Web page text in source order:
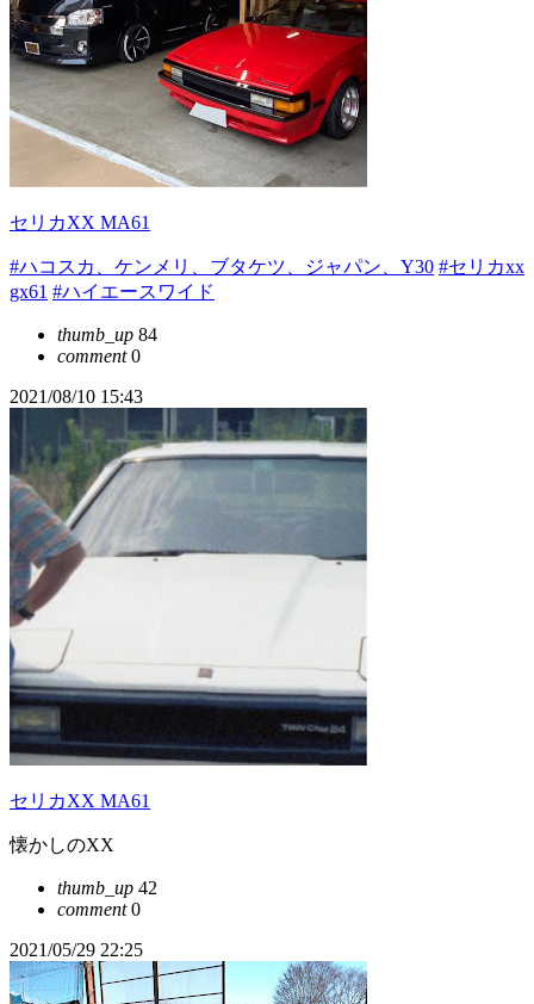
セリカXX MA61
#ハコスカ、ケンメリ、ブタケツ、ジャパン、Y30 #セリカxx
gx61 #ハイエースワイド
thumb_up 84
comment0
2021/08/10 15:43
セリカXX MA61
懐かしのXX
thumb_up 42
comment0
2021/05/29 22:25